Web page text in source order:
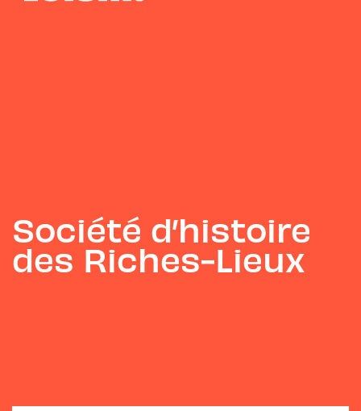
Société d’histoire
des Riches-Lieux